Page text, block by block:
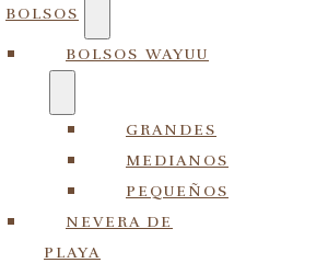
BOLSOS
BOLSOS WAYUU
GRANDES
MEDIANOS
PEQUEÑOS
NEVERA DE
PLAYA